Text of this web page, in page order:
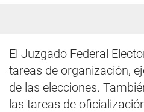
El Juzgado Federal
tareas de organización,
de las elecciones.
las tareas de